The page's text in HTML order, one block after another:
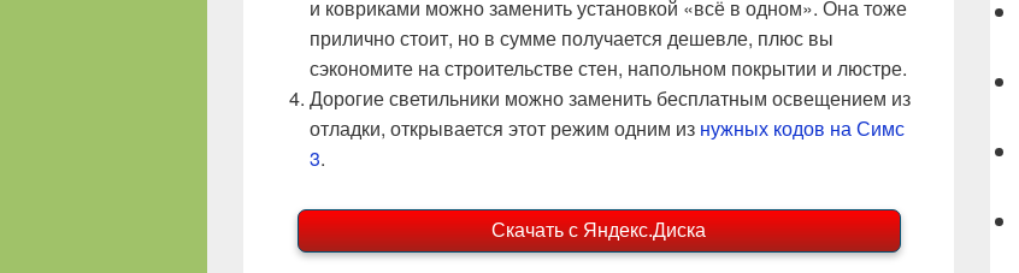
и ковриками можно заменить установкой «всё в одном». Она тоже
прилично стоит, но в сумме получается дешевле, плюс вы
сэкономите на строительстве стен, напольном покрытии и люстре.
Дорогие светильники можно заменить бесплатным освещением из
отладки, открывается этот режим одним из нужных кодов на Симс
3.
Скачать с Яндекс.Диска